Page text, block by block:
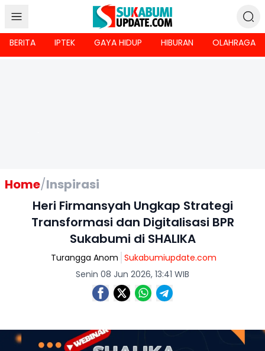
BERITA IPTEK GAYA HIDUP HIBURAN OLAHRAGA
Home/Inspirasi
Heri Firmansyah Ungkap Strategi
Transformasi dan Digitalisasi BPR
Sukabumi di SHALIKA
Turangga Anom Sukabumiupdate.com
Senin 08 Jun 2026, 13:41 WIB